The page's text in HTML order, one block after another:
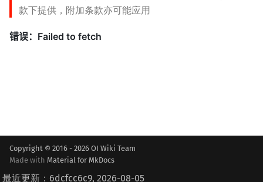
款下提供，附加条款亦可能应用
Copyright © 2016 - 2026 OI Wiki Team
Made with Material for MkDocs
最近更新：6dcfcc6c9, 2026-08-05